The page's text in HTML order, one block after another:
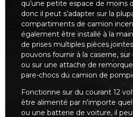
qu’une petite espace de moins
donc il peut s’adapter sur la
compartiments de camion
également être installé à la
de prises multiples pièces
pouvons fournir à la caserne,
ou sur une attache de
pare-chocs du camion de
Fonctionne sur du courant 12
être alimenté par n'importe
ou une batterie de voiture, il